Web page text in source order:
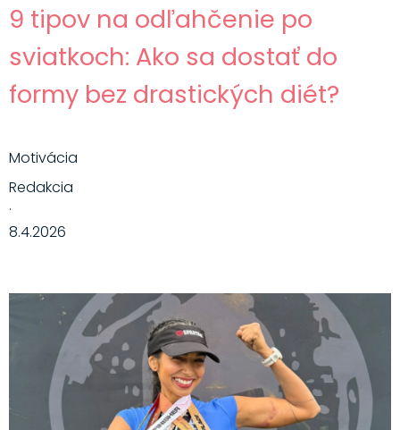
9 tipov na odľahčenie po
sviatkoch: Ako sa dostať do
formy bez drastických diét?
Motivácia
Redakcia
·
8.4.2026